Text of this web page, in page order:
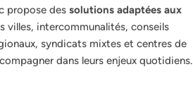
propose dessolutions adaptées aux
villes, intercommunalités, conseils
syndicats mixtes et centres de
dans leurs enjeux quotidiens.